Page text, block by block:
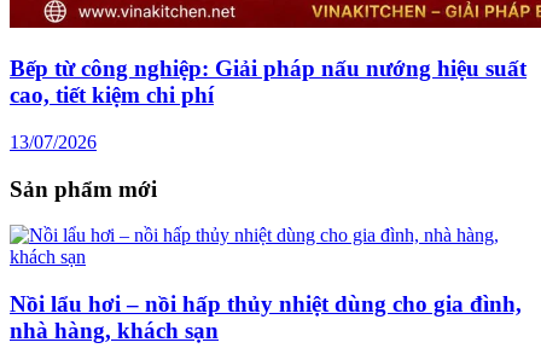
Bếp từ công nghiệp: Giải pháp nấu nướng hiệu suất
cao, tiết kiệm chi phí
13/07/2026
Sản phẩm mới
Nồi lẩu hơi – nồi hấp thủy nhiệt dùng cho gia đình,
nhà hàng, khách sạn